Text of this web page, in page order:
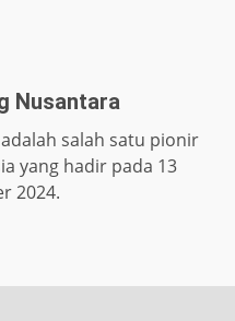
Nusantara
salah satu pionir
yang hadir pada 13
2024.